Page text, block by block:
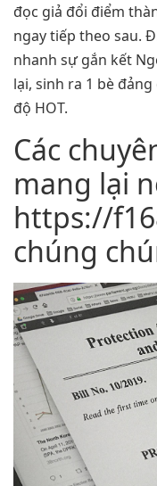
đọc giả đổi điểm
ngay tiếp theo sau.
nhanh sự gắn kết
lại, sinh ra 1 bè
độ HOT.
Các
mang lại
https://
chúng